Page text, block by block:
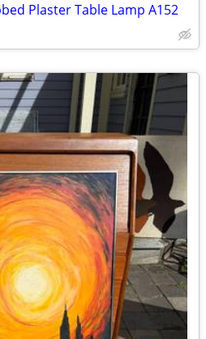
Plaster Table Lamp A152